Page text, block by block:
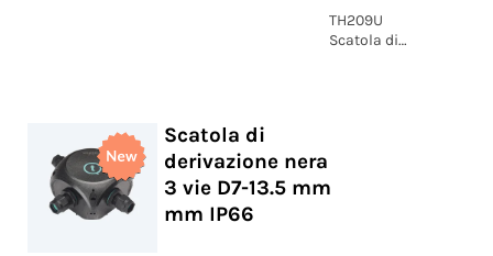
TH209U
Scatola di
Scatola di
derivazione nera
3 vie D7-13.5 mm
mm IP66